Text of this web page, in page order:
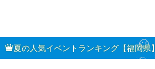
夏の人気イベントランキング【福岡県】